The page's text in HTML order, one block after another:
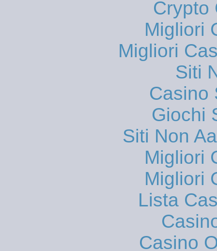
Crypto
Migliori
Migliori
Siti
Casino
Giochi
Siti Non
Migliori
Migliori
Lista
Casino